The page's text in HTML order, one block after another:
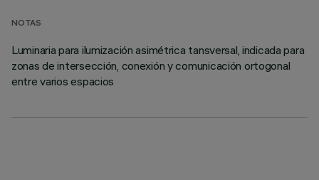
NOTAS
Luminaria para ilumización asimétrica tansversal, indicada para
zonas de intersección, conexión y comunicación ortogonal
entre varios espacios